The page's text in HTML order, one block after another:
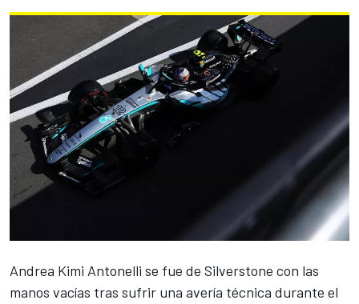
Andrea Kimi Antonelli se fue de Silverstone con las
manos vacías tras sufrir una avería técnica durante el